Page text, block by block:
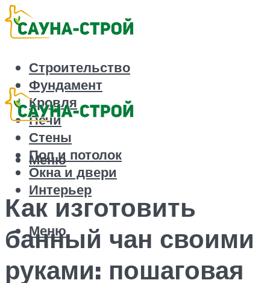
Строительство
Фундамент
Кровля
Печи
Стены
Пол и потолок
Окна и двери
Интерьер
Меню
Меню
Как изготовить
банный чан своими
руками: пошаговая